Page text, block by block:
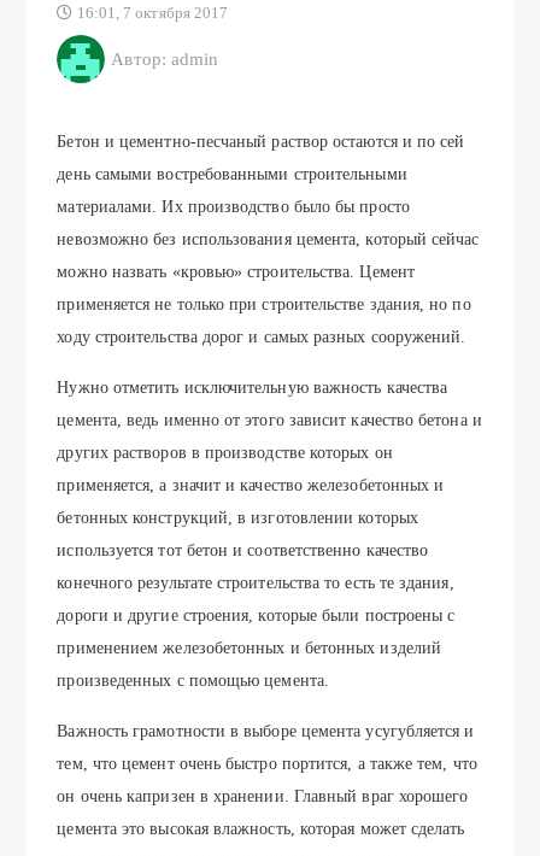
16:01, 7 октября 2017
Автор: admin
Бетон и цементно-песчаный раствор остаются и по сей
день самыми востребованными строительными
материалами. Их производство было бы просто
невозможно без использования цемента, который сейчас
можно назвать «кровью» строительства. Цемент
применяется не только при строительстве здания, но по
ходу строительства дорог и самых разных сооружений.
Нужно отметить исключительную важность качества
цемента, ведь именно от этого зависит качество бетона и
других растворов в производстве которых он
применяется, а значит и качество железобетонных и
бетонных конструкций, в изготовлении которых
используется тот бетон и соответственно качество
конечного результате строительства то есть те здания,
дороги и другие строения, которые были построены с
применением железобетонных и бетонных изделий
произведенных с помощью цемента.
Важность грамотности в выборе цемента усугубляется и
тем, что цемент очень быстро портится, а также тем, что
он очень капризен в хранении. Главный враг хорошего
цемента это высокая влажность, которая может сделать